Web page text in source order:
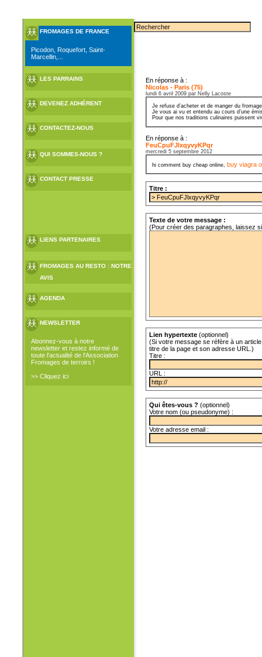
FROMAGES DE FRANCE
Picodon, Roquefort, Saint-
Marcellin,...
LES PARRAINS
DEVENEZ ADHÉRENT
CONTACTEZ-NOUS
QUI SOMMES-NOUS ?
CONTACT PRESSE
LIENS PARTENAIRES
FROMAGES AU RESTO : NOTRE
AVIS
AGENDA
NEWSLETTER
Abonnez-vous à notre
newsletter et restez informé de
toute l'actualité de l'Association
Fromages de terroirs !
>> Cliquez ici
En réponse à :
Nicolas - Paris (75)
lundi 6 avril 2009 par Nelly Lacoste
Je refuse d’acheter et de manger du
Je vous ai vu et entendu au cours d’une
Pour que nos traditions culinaires puissent
En réponse à :
FeuCpuFJlxqyvyKPqr
mercredi 5 septembre 2012
hi comment buy cheap online, buy viagra
Titre :
Texte de votre message :
(Pour créer des paragraphes, laissez
Lien hypertexte (optionnel)
(Si votre message se réfère à un
titre de la page et son adresse URL.)
Titre :
URL :
Qui êtes-vous ? (optionnel)
Votre nom (ou pseudonyme) :
Votre adresse email :